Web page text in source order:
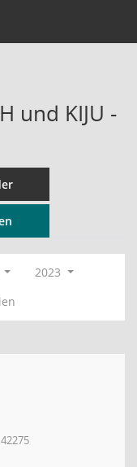
und KIJU -
2023